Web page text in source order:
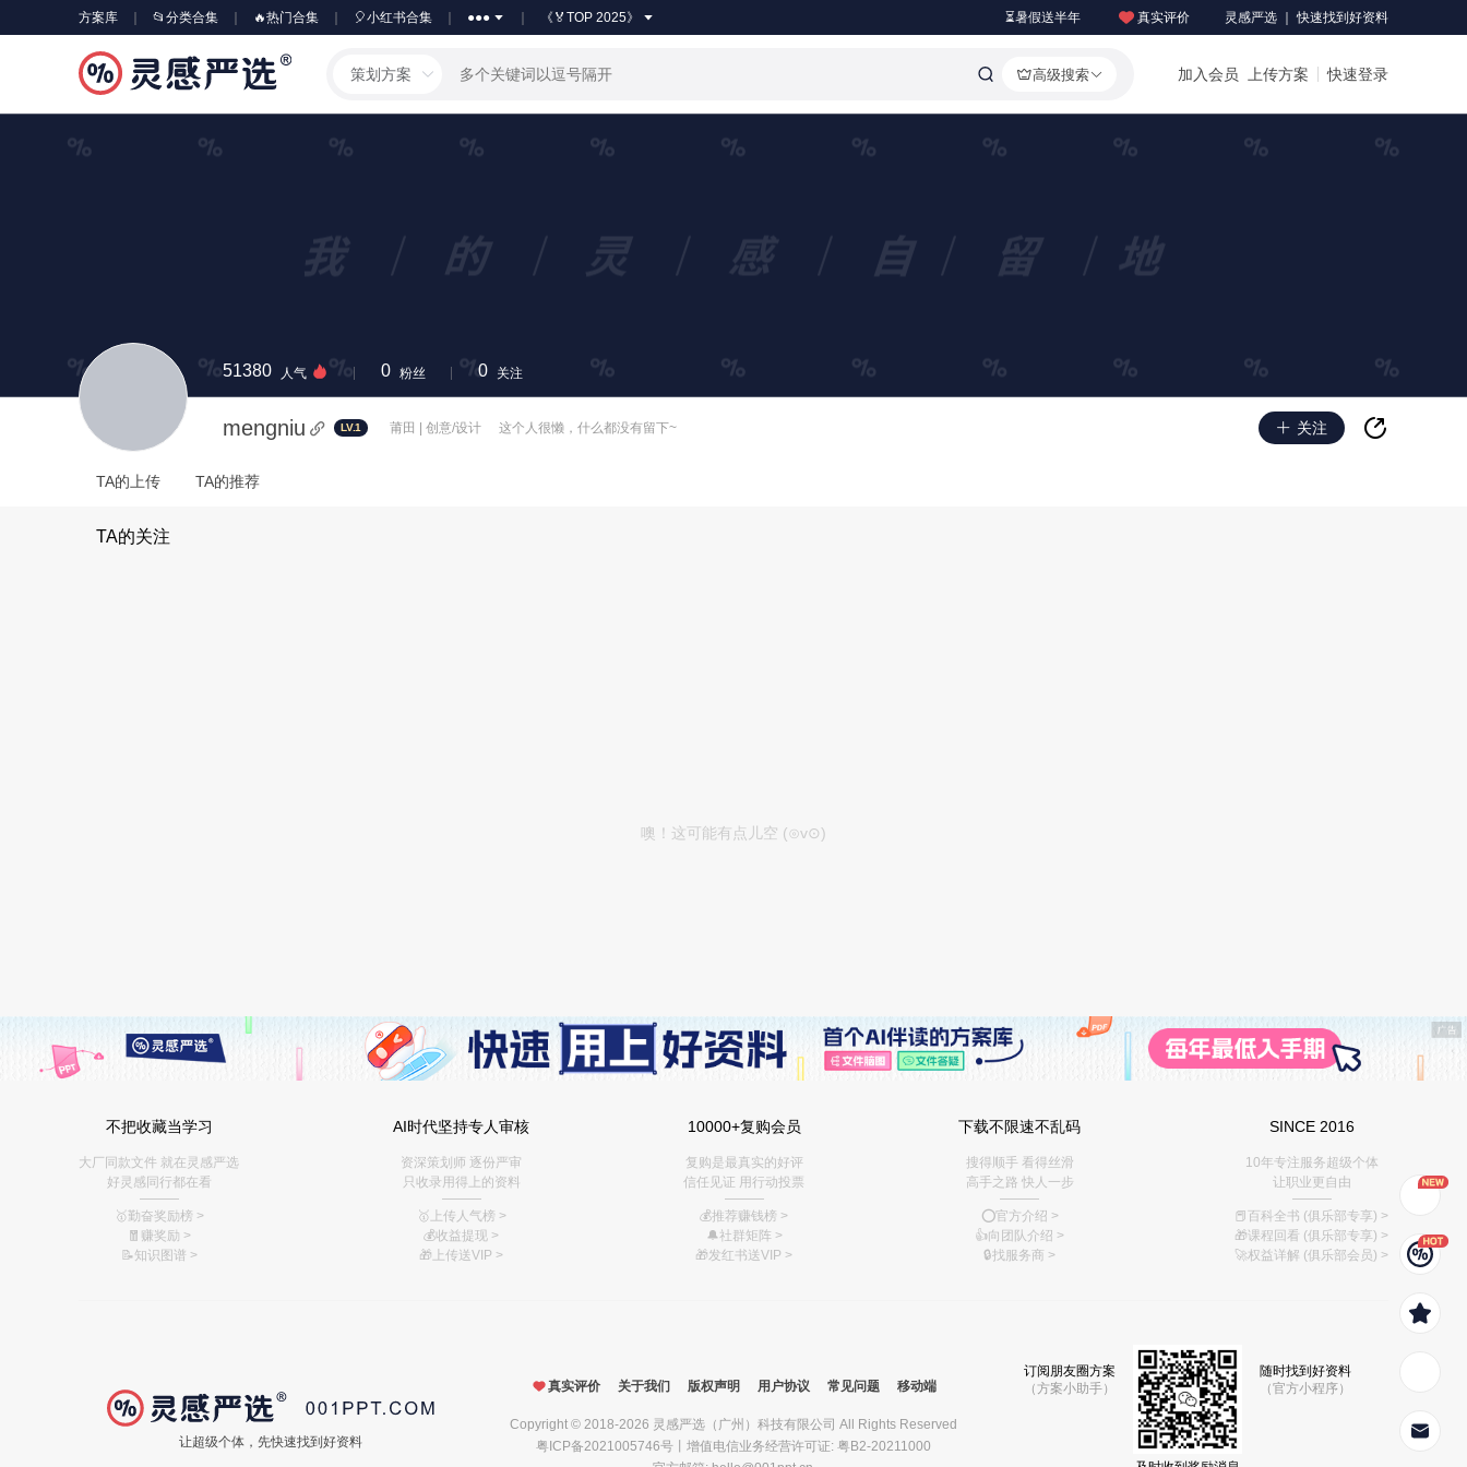
方案库 📂分类合集 🔥热门合集 🎈小红书合集 ●●● 《🏅TOP 2025》 ⏳暑假送半年 真实评价 灵感严选 ｜ 快速找到好资料
策划方案 高级搜索 加入会员 上传方案 快速登录
51380 人气 0 粉丝 0 关注
mengniu LV.1 莆田 | 创意/设计 这个人很懒，什么都没有留下~ 关注
TA的上传 TA的推荐
TA的关注
噢！这可能有点儿空 (⊙v⊙)
不把收藏当学习
大厂同款文件 就在灵感严选
好灵感同行都在看
———
🥇勤奋奖励榜 >
🧧赚奖励 >
📝知识图谱 >
AI时代坚持专人审核
资深策划师 逐份严审
只收录用得上的资料
———
🥇上传人气榜 >
💰收益提现 >
🎁上传送VIP >
10000+复购会员
复购是最真实的好评
信任见证 用行动投票
———
💰推荐赚钱榜 >
🔔社群矩阵>
🎁发红书送VIP >
下载不限速不乱码
搜得顺手 看得丝滑
高手之路 快人一步
———
⭕️官方介绍 >
👍向团队介绍 >
🔒找服务商 >
SINCE 2016
10年专注服务超级个体
让职业更自由
———
📕百科全书 (俱乐部专享) >
🎁课程回看 (俱乐部专享) >
🚀权益详解 (俱乐部会员) >
让超级个体，先快速找到好资料
真实评价 关于我们 版权声明 用户协议 常见问题 移动端
Copyright © 2018-2026 灵感严选（广州）科技有限公司 All Rights Reserved
粤ICP备2021005746号丨增值电信业务经营许可证: 粤B2-20211000
订阅朋友圈方案
（方案小助手）
随时找到好资料
（官方小程序）